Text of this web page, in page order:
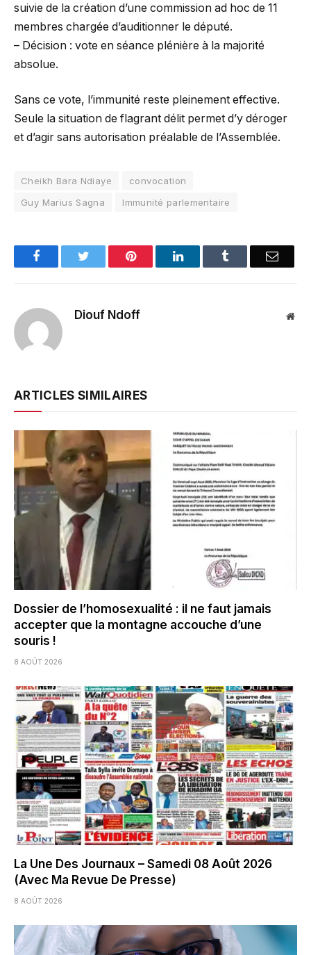
suivie de la création d’une commission ad hoc de 11
membres chargée d’auditionner le député.
– Décision : vote en séance plénière à la majorité
absolue.
Sans ce vote, l’immunité reste pleinement effective.
Seule la situation de flagrant délit permet d’y déroger
et d’agir sans autorisation préalable de l’Assemblée.
Cheikh Bara Ndiaye
convocation
Guy Marius Sagna
Immunité parlementaire
FacebookTwitter Pinterest LinkedInTumblr Email
Diouf Ndoff
ARTICLES SIMILAIRES
Dossier de l’homosexualité : il ne faut jamais
accepter que la montagne accouche d’une
souris !
8 AOÛT 2026
La Une Des Journaux – Samedi 08 Août 2026
(Avec Ma Revue De Presse)
8 AOÛT 2026